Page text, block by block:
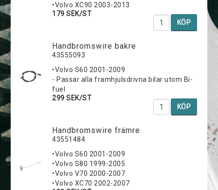
•Volvo XC90 2003-2013
179 SEK/ST
KÖP
Handbromswire bakre
43555093
•Volvo S60 2001-2009
- Passar alla framhjulsdrivna bilar utom Bi-
fuel
299 SEK/ST
KÖP
Handbromswire främre
43551484
•Volvo S60 2001-2009
•Volvo S80 1999-2005
•Volvo V70 2000-2007
•Volvo XC70 2002-2007